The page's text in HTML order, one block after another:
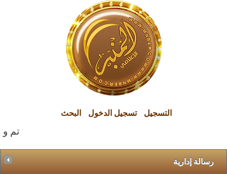
التسجيل تسجيل الدخول البحث
تم
رسالة إدارية